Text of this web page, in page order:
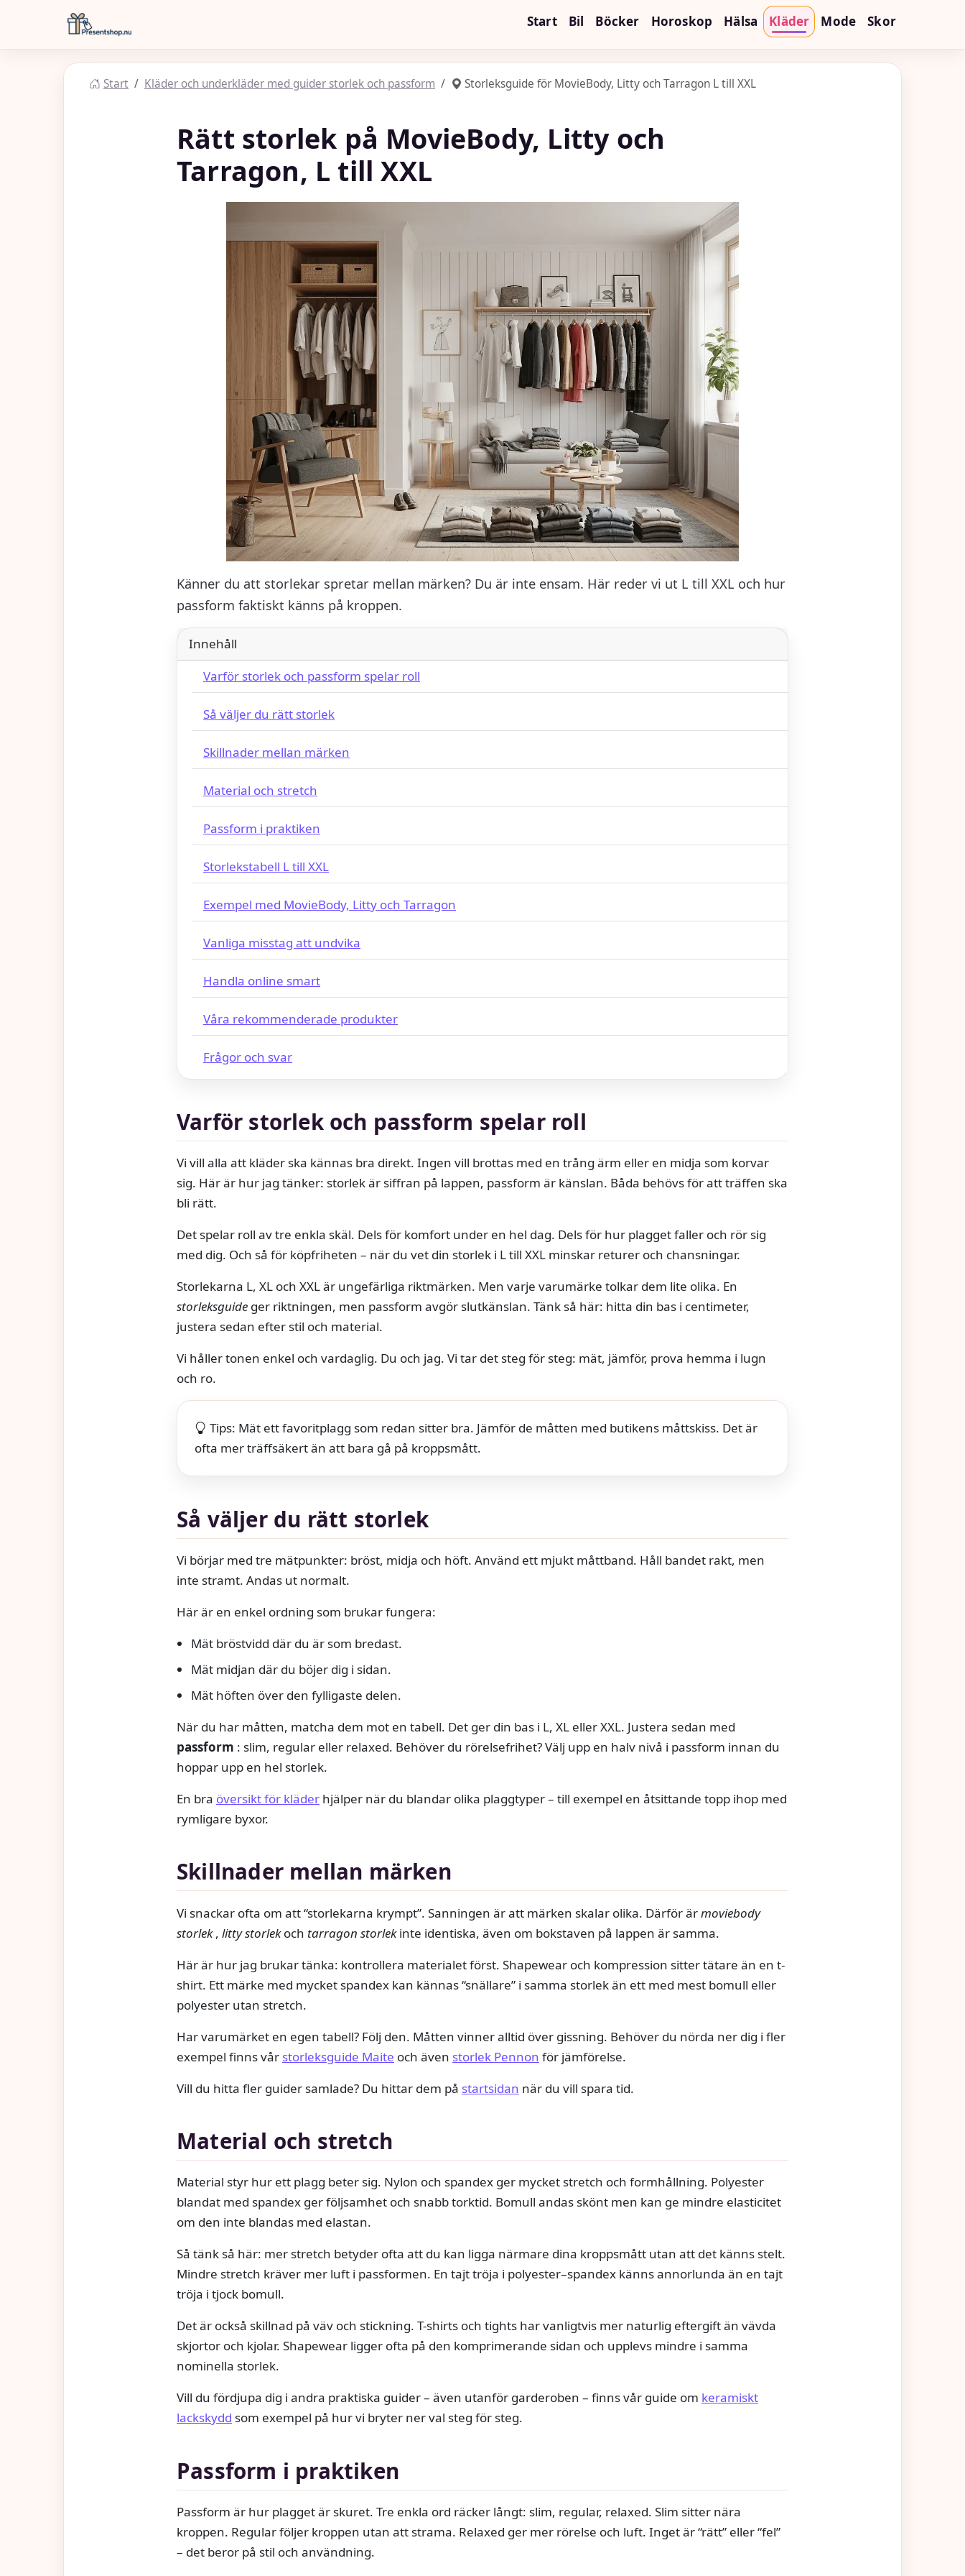
Hoppa till huvudinnehåll
Presentshop
Start Bil Böcker Horoskop Hälsa Kläder Mode Skor
Start Kläder och underkläder med guider storlek och passform Storleksguide för MovieBody, Litty och Tarragon L till XXL
Rätt storlek på MovieBody, Litty och
Tarragon, L till XXL
Känner du att storlekar spretar mellan märken? Du är inte ensam. Här reder vi ut L till XXL och hur
passform faktiskt känns på kroppen.
Innehåll
Varför storlek och passform spelar roll
Så väljer du rätt storlek
Skillnader mellan märken
Material och stretch
Passform i praktiken
Storlekstabell L till XXL
Exempel med MovieBody, Litty och Tarragon
Vanliga misstag att undvika
Handla online smart
Våra rekommenderade produkter
Frågor och svar
Varför storlek och passform spelar roll
Vi vill alla att kläder ska kännas bra direkt. Ingen vill brottas med en trång ärm eller en midja som korvar
sig. Här är hur jag tänker: storlek är siffran på lappen, passform är känslan. Båda behövs för att träffen ska
bli rätt.
Det spelar roll av tre enkla skäl. Dels för komfort under en hel dag. Dels för hur plagget faller och rör sig
med dig. Och så för köpfriheten – när du vet din storlek i L till XXL minskar returer och chansningar.
Storlekarna L, XL och XXL är ungefärliga riktmärken. Men varje varumärke tolkar dem lite olika. En
storleksguide ger riktningen, men passform avgör slutkänslan. Tänk så här: hitta din bas i centimeter,
justera sedan efter stil och material.
Vi håller tonen enkel och vardaglig. Du och jag. Vi tar det steg för steg: mät, jämför, prova hemma i lugn
och ro.
Tips: Mät ett favoritplagg som redan sitter bra. Jämför de måtten med butikens måttskiss. Det är
ofta mer träffsäkert än att bara gå på kroppsmått.
Så väljer du rätt storlek
Vi börjar med tre mätpunkter: bröst, midja och höft. Använd ett mjukt måttband. Håll bandet rakt, men
inte stramt. Andas ut normalt.
Här är en enkel ordning som brukar fungera:
Mät bröstvidd där du är som bredast.
Mät midjan där du böjer dig i sidan.
Mät höften över den fylligaste delen.
När du har måtten, matcha dem mot en tabell. Det ger din bas i L, XL eller XXL. Justera sedan med
passform : slim, regular eller relaxed. Behöver du rörelsefrihet? Välj upp en halv nivå i passform innan du
hoppar upp en hel storlek.
En bra översikt för kläder hjälper när du blandar olika plaggtyper – till exempel en åtsittande topp ihop med
rymligare byxor.
Skillnader mellan märken
Vi snackar ofta om att “storlekarna krympt”. Sanningen är att märken skalar olika. Därför ärmoviebody
storlek, litty storlekoch tarragon storlekinte identiska, även om bokstaven på lappen är samma.
Här är hur jag brukar tänka: kontrollera materialet först. Shapewear och kompression sitter tätare än en t-
shirt. Ett märke med mycket spandex kan kännas “snällare” i samma storlek än ett med mest bomull eller
polyester utan stretch.
Har varumärket en egen tabell? Följ den. Måtten vinner alltid över gissning. Behöver du nörda ner dig i fler
exempel finns vår storleksguide Maite och även storlek Pennon för jämförelse.
Vill du hitta fler guider samlade? Du hittar dem på startsidan när du vill spara tid.
Material och stretch
Material styr hur ett plagg beter sig. Nylon och spandex ger mycket stretch och formhållning. Polyester
blandat med spandex ger följsamhet och snabb torktid. Bomull andas skönt men kan ge mindre elasticitet
om den inte blandas med elastan.
Så tänk så här: mer stretch betyder ofta att du kan ligga närmare dina kroppsmått utan att det känns stelt.
Mindre stretch kräver mer luft i passformen. En tajt tröja i polyester–spandex känns annorlunda än en tajt
tröja i tjock bomull.
Det är också skillnad på väv och stickning. T-shirts och tights har vanligtvis mer naturlig eftergift än vävda
skjortor och kjolar. Shapewear ligger ofta på den komprimerande sidan och upplevs mindre i samma
nominella storlek.
Vill du fördjupa dig i andra praktiska guider – även utanför garderoben – finns vår guide om keramiskt
lackskydd som exempel på hur vi bryter ner val steg för steg.
Passform i praktiken
Passform är hur plagget är skuret. Tre enkla ord räcker långt: slim, regular, relaxed. Slim sitter nära
kroppen. Regular följer kroppen utan att strama. Relaxed ger mer rörelse och luft. Inget är “rätt” eller “fel”
– det beror på stil och användning.